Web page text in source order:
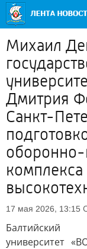
Михаил
Дмитрия
Санкт-
комплекса
17 мая 2026, 13:15
Балтийский
университет